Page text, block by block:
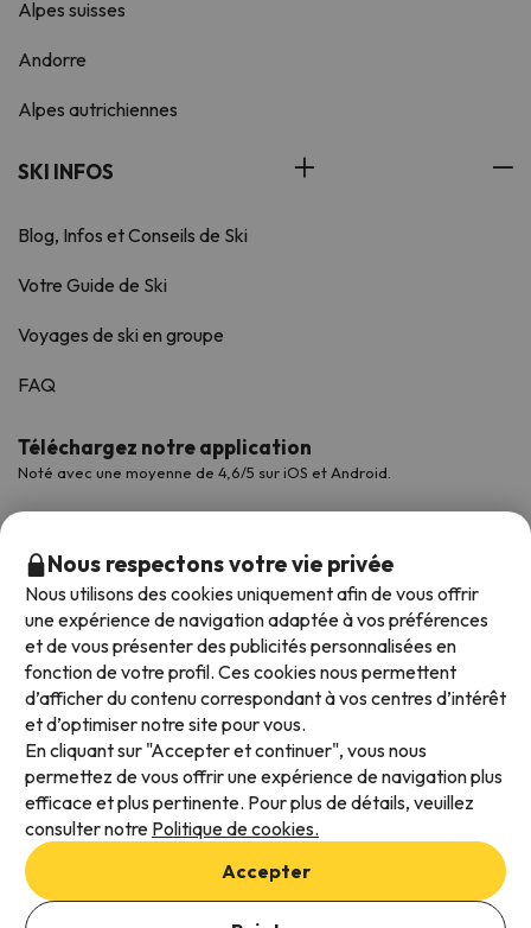
Ajouter des dates pour vérifier la disponibilité
Alpes suisses
Andorre
Alpes autrichiennes
SKI INFOS
Blog, Infos et Conseils de Ski
Votre Guide de Ski
Voyages de ski en groupe
FAQ
Téléchargez notre application
Noté avec une moyenne de 4,6/5 sur iOS et Android.
Modes de paiement disponibles
Conditions générales d'utilisation
Protection des données
Politique en matière de cookies
Nous respectons votre vie privée
Nous utilisons des cookies uniquement afin de vous offrir
une expérience de navigation adaptée à vos préférences
et de vous présenter des publicités personnalisées en
fonction de votre profil. Ces cookies nous permettent
d’afficher du contenu correspondant à vos centres d’intérêt
et d’optimiser notre site pour vous.
En cliquant sur "Accepter et continuer", vous nous
permettez de vous offrir une expérience de navigation plus
efficace et plus pertinente. Pour plus de détails, veuillez
consulter notre Politique de cookies.
Accepter